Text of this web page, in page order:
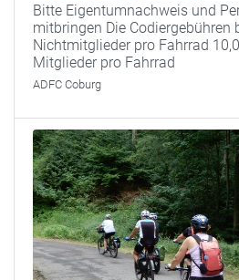
Bitte Eigentumnachweis und
mitbringen Die Codiergebühren
Nichtmitglieder pro Fahrrad
Mitglieder pro Fahrrad
ADFC Coburg